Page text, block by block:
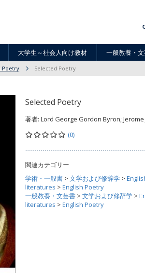
大学生～社会人向け教材 一般教養・
Poetry Selected Poetry
Selected Poetry
著者: Lord George Gordon Byron; Jerome
(0)
関連カテゴリー
学術・一般書 > 文学および修辞学 >
literatures > English Poetry
一般教養・文芸書 > 文学および修辞学 >
literatures > English Poetry